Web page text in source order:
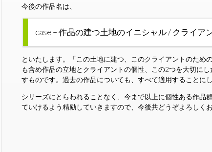
今後の作品名は、
case – 作品の建つ土地のイニシャル / クライア
といたします。「この土地に建つ、このクライアントのため
も含め作品の立地とクライアントの個性、この2つを大切に
すものです。過去の作品についても、すべて適用することにし
シリーズにとらわれることなく、今まで以上に個性ある作品
ていけるよう精励していきますので、今後共どうぞよろしく